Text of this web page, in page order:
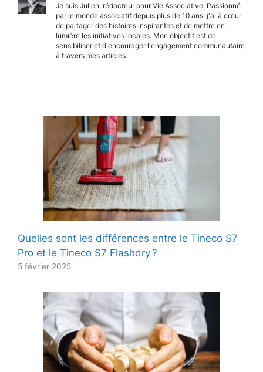
Je suis Julien, rédacteur pour Vie Associative. Passionné
par le monde associatif depuis plus de 10 ans, j'ai à cœur
de partager des histoires inspirantes et de mettre en
lumière les initiatives locales. Mon objectif est de
sensibiliser et d'encourager l'engagement communautaire
à travers mes articles.
Quelles sont les différences entre le Tineco S7
Pro et le Tineco S7 Flashdry ?
5 février 2025